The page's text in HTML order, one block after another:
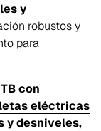
y
robustos y
para
con
eléctricas
y desniveles,